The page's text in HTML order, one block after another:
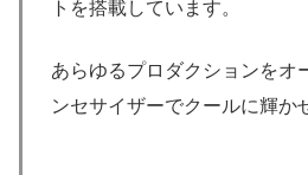
トを搭載しています。
あらゆるプロダクションをオ
ンセサイザーでクールに輝か